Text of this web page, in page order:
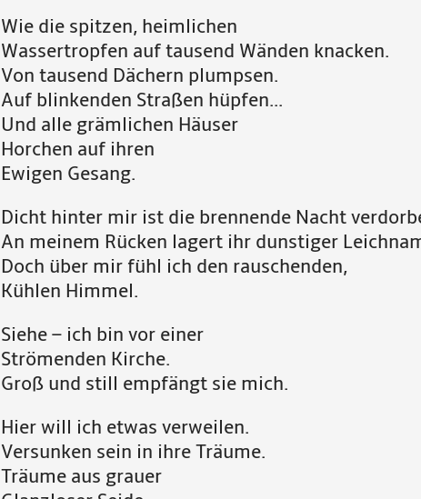
Wie die spitzen, heimlichen
Wassertropfen auf tausend Wänden knacken.
Von tausend Dächern plumpsen.
Auf blinkenden Straßen hüpfen...
Und alle grämlichen Häuser
Horchen auf ihren
Ewigen Gesang.
Dicht hinter mir ist die brennende Nacht
An meinem Rücken lagert ihr dunstiger
Doch über mir fühl ich den rauschenden,
Kühlen Himmel.
Siehe – ich bin vor einer
Strömenden Kirche.
Groß und still empfängt sie mich.
Hier will ich etwas verweilen.
Versunken sein in ihre Träume.
Träume aus grauer